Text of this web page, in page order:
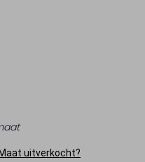
Maat uitverkocht?